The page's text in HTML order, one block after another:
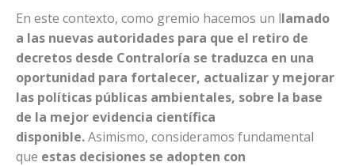
En este contexto, como gremio hacemos un llamado
a las nuevas autoridades para que el retiro de
decretos desde Contraloría se traduzca en una
oportunidad para fortalecer, actualizar y mejorar
las políticas públicas ambientales, sobre la base
de la mejor evidencia científica
disponible.Asimismo, consideramos fundamental
que estas decisiones se adopten con